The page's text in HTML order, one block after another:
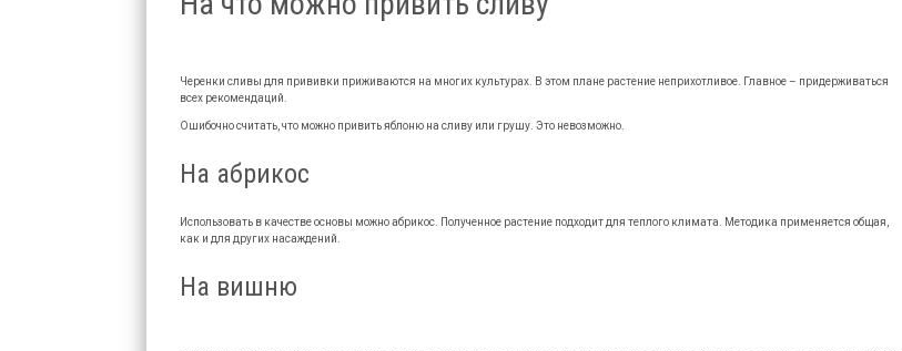
Черенки сливы для прививки приживаются на многих культурах. В этом плане растение неприхотливое. Главное – придерживаться
всех рекомендаций.
Ошибочно считать, что можно привить яблоню на сливу или грушу. Это невозможно.
На абрикос
Использовать в качестве основы можно абрикос. Полученное растение подходит для теплого климата. Методика применяется общая,
как и для других насаждений.
На вишню